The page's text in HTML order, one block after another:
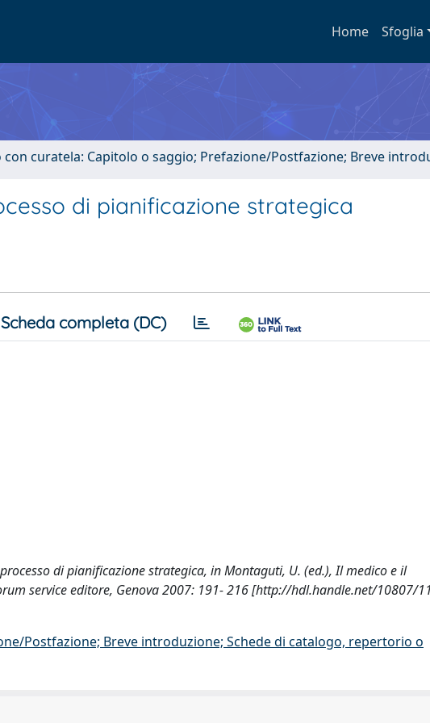
Home Sfoglia
curatela: Capitolo o saggio; Prefazione/Postfazione; Breve
di pianificazione strategica
Scheda completa (DC)
di pianificazione strategica, in Montaguti, U. (ed.), Il medico e il
service editore, Genova 2007: 191- 216 [http://hdl.handle.net/10807/
Postfazione; Breve introduzione; Schede di catalogo, repertorio o